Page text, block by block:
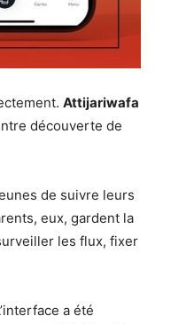
Attijariwafa
découverte de
de suivre leurs
eux, gardent la
les flux, fixer
a été